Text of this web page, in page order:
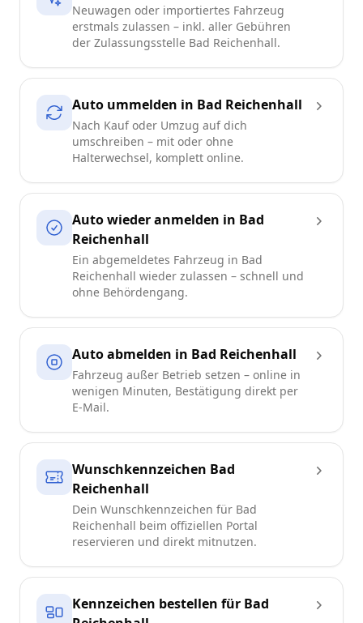
Neuwagen oder importiertes Fahrzeug
erstmals zulassen – inkl. aller Gebühren
der Zulassungsstelle Bad Reichenhall.
Auto ummelden in Bad Reichenhall
Nach Kauf oder Umzug auf dich
umschreiben – mit oder ohne
Halterwechsel, komplett online.
Auto wieder anmelden in Bad
Reichenhall
Ein abgemeldetes Fahrzeug in Bad
Reichenhall wieder zulassen – schnell und
ohne Behördengang.
Auto abmelden in Bad Reichenhall
Fahrzeug außer Betrieb setzen – online in
wenigen Minuten, Bestätigung direkt per
E-Mail.
Wunschkennzeichen Bad
Reichenhall
Dein Wunschkennzeichen für Bad
Reichenhall beim offiziellen Portal
reservieren und direkt mitnutzen.
Kennzeichen bestellen für Bad